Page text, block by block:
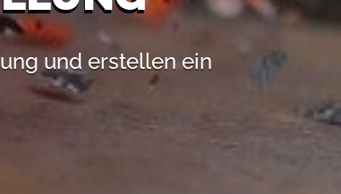
und erstellen ein